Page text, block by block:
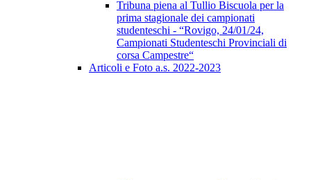
Tribuna piena al Tullio Biscuola per la
prima stagionale dei campionati
studenteschi - “Rovigo, 24/01/24,
Campionati Studenteschi Provinciali di
corsa Campestre“
Articoli e Foto a.s. 2022-2023